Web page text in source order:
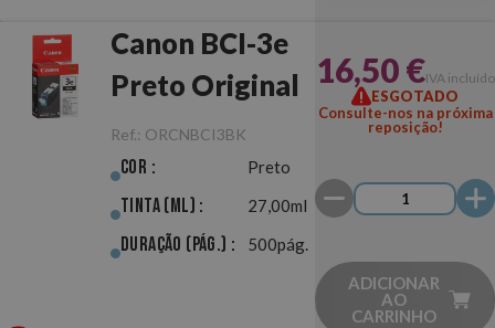
Canon BCI-3e
Preto Original
Ref.: ORCNBCI3BK
Cor : Preto
Tinta (ml) : 27,00ml
Duração (pág.) : 500pág.
16,50 €IVA incluído
ESGOTADO
Consulte-nos na próxima
reposição!
ADICIONAR
AO
CARRINHO